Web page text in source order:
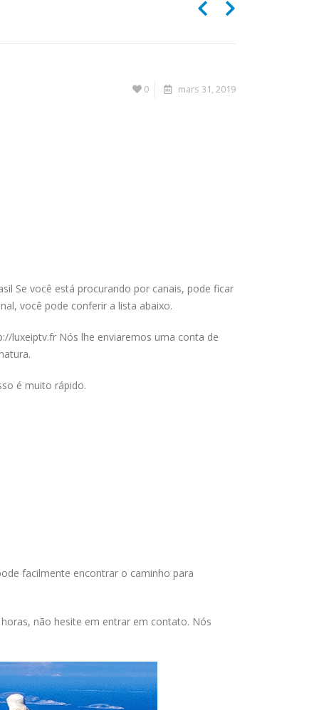
0 mars 31, 2019
Se você está procurando por canais, pode ficar
você pode conferir a lista abaixo.
luxeiptv.fr Nós lhe enviaremos uma conta de
é muito rápido.
facilmente encontrar o caminho para
não hesite em entrar em contato. Nós